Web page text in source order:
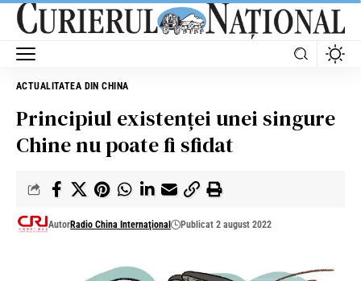
ACTUALITATEA DIN CHINA
Principiul existenței unei singure
Chine nu poate fi sfidat
AutorRadio China Internaţional Publicat 2 august 2022